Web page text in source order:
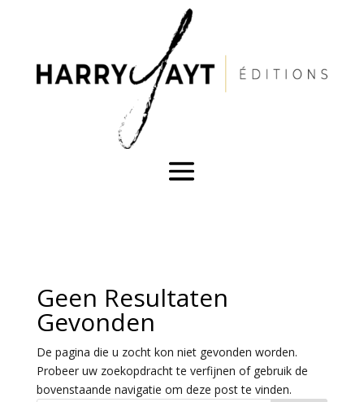
Geen Resultaten
Gevonden
De pagina die u zocht kon niet gevonden worden.
Probeer uw zoekopdracht te verfijnen of gebruik de
bovenstaande navigatie om deze post te vinden.